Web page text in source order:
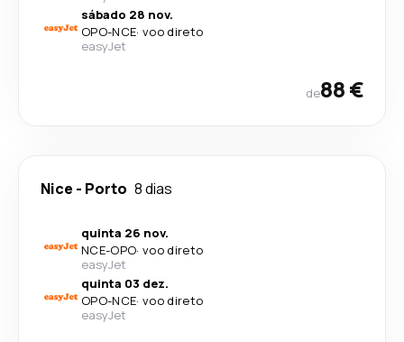
sábado 28 nov.
OPO-NCE· voo direto
easyJet
de88 €
Nice - Porto 8 dias
quinta 26 nov.
NCE-OPO· voo direto
easyJet
quinta 03 dez.
OPO-NCE· voo direto
easyJet